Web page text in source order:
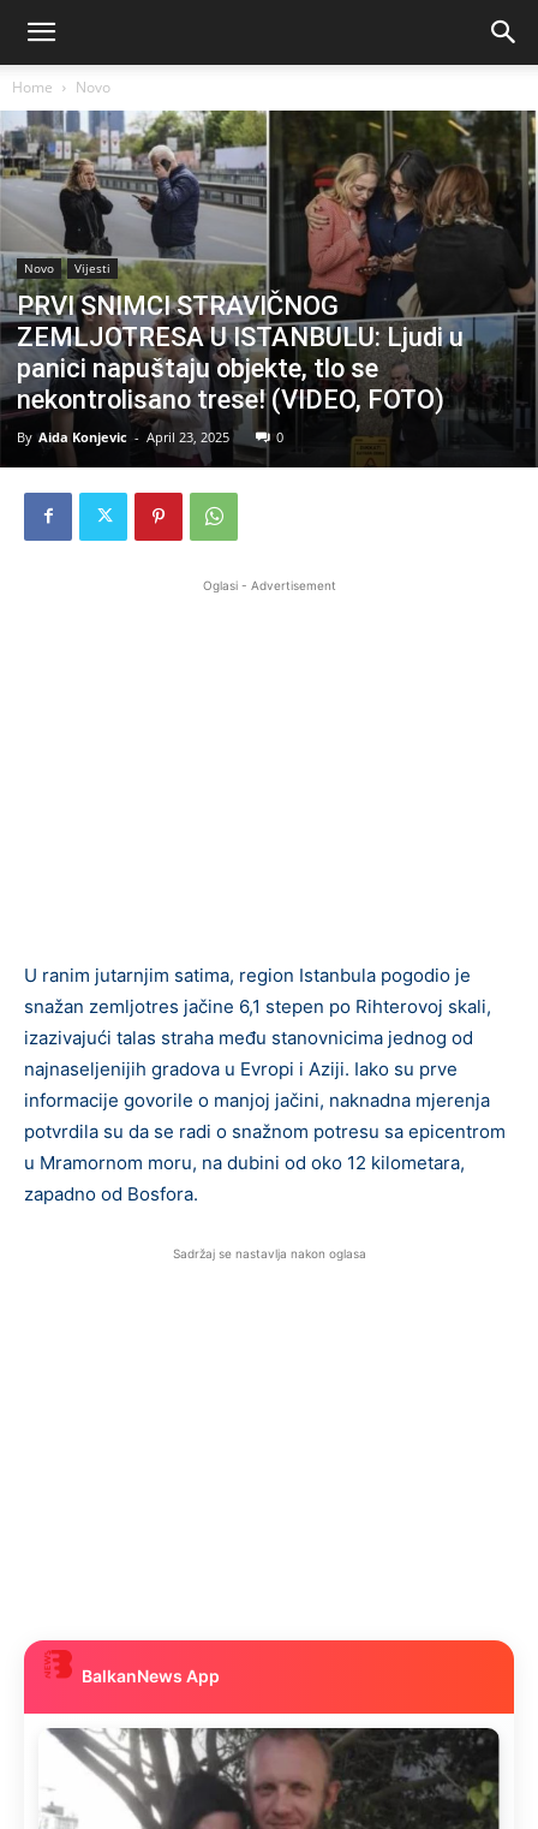
Home Novo
Novo Vijesti
PRVI SNIMCI STRAVIČNOG
ZEMLJOTRESA U ISTANBULU: Ljudi u
panici napuštaju objekte, tlo se
nekontrolisano trese! (VIDEO, FOTO)
By Aida Konjevic - April 23, 2025 0
Oglasi - Advertisement
U ranim jutarnjim satima, region Istanbula pogodio je
snažan zemljotres jačine 6,1 stepen po Rihterovoj skali,
izazivajući talas straha među stanovnicima jednog od
najnaseljenijih gradova u Evropi i Aziji. Iako su prve
informacije govorile o manjoj jačini, naknadna mjerenja
potvrdila su da se radi o snažnom potresu sa epicentrom
u Mramornom moru, na dubini od oko 12 kilometara,
zapadno od Bosfora.
Sadržaj se nastavlja nakon oglasa
BalkanNews App